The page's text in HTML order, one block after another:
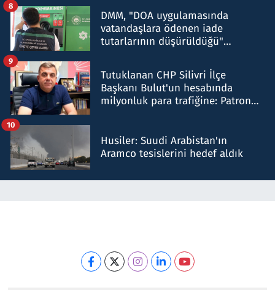
DMM, "DOA uygulamasında
vatandaşlara ödenen iade
tutarlarının düşürüldüğü"
8
Tutuklanan CHP Silivri İlçe
Başkanı Bulut'un hesabında
milyonluk para trafiğine: Patron
9
Husiler: Suudi Arabistan'ın
Aramco tesislerini hedef aldık
10